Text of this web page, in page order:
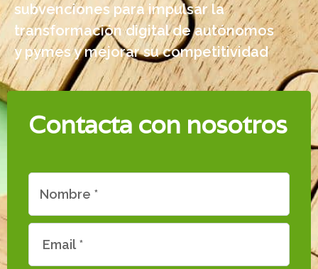
subvenciones para impulsar la
transformación digital de autónomos
y pymes y mejorar su competitividad
Contacta con nosotros